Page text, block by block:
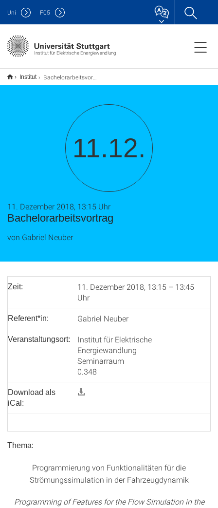
Institut für Elektrische Energiewandlung
Uni F05
Institut Bachelorarbeitsvortrag
11.12.
Bachelorarbeitsvortrag
11. Dezember 2018, 13:15 Uhr
von Gabriel Neuber
Zeit:
11. Dezember 2018, 13:15 – 13:45
Uhr
Referent*in: Gabriel Neuber
Veranstaltungsort:
Institut für Elektrische
Energiewandlung
Seminarraum
0.348
Download als
iCal:
Thema:
Programmierung von Funktionalitäten für die
Strömungssimulation in der Fahrzeugdynamik
Programming of Features for the Flow Simulation in the